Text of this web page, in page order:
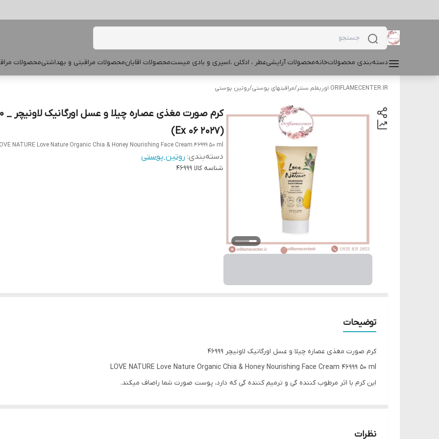
دسته‌بندی محصولاتخانهمحصولات آرایشیعطر ، ادکلن ،اسپری و بادی میستمحصولات اقایانمحصولات مراقبتی و بهداشتیمحصولات
ORIFLAMECENTER.IR اوریفلم سنتر /مراقبتهای پوستی/روتین پوستی
(Ex 06 2027)
NATURE Love Nature Organic Chia & Honey Nourishing Face Cream 46999 50 ml.
دسته‌بندی: روتین پوستی
شناسه کالا 46999
توضیحات
کرم صورت مغذی عصاره چیلا و عسل اورگانیک لاونیچر 46999
LOVE NATURE Love Nature Organic Chia & Honey Nourishing Face Cream 46999 50 ml
این کرم با اثر مرطوب کننده گی و ترمیم کننده گی که دارد، پوست صورت شما راصاف میکند.
مناسب برای پوست های خشک تا معمولی
نظرات